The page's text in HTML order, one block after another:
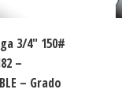
3/4″ 150#
–
– Grado